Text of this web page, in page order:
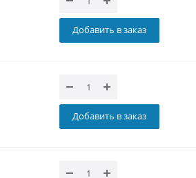
Добавить в заказ
Добавить в заказ